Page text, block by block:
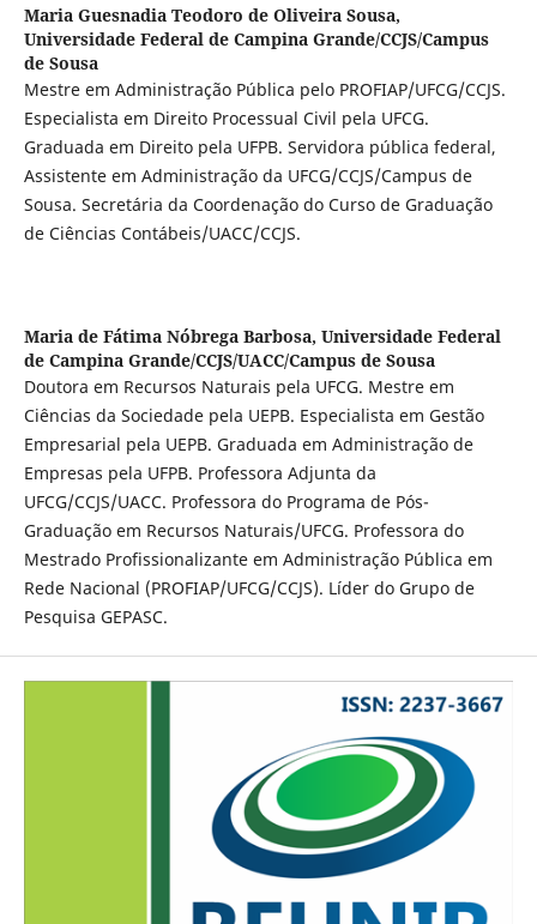
Maria Guesnadia Teodoro de Oliveira Sousa,
Universidade Federal de Campina Grande/CCJS/Campus
de Sousa
Mestre em Administração Pública pelo PROFIAP/UFCG/CCJS.
Especialista em Direito Processual Civil pela UFCG.
Graduada em Direito pela UFPB. Servidora pública federal,
Assistente em Administração da UFCG/CCJS/Campus de
Sousa. Secretária da Coordenação do Curso de Graduação
de Ciências Contábeis/UACC/CCJS.
Maria de Fátima Nóbrega Barbosa, Universidade Federal
de Campina Grande/CCJS/UACC/Campus de Sousa
Doutora em Recursos Naturais pela UFCG. Mestre em
Ciências da Sociedade pela UEPB. Especialista em Gestão
Empresarial pela UEPB. Graduada em Administração de
Empresas pela UFPB. Professora Adjunta da
UFCG/CCJS/UACC. Professora do Programa de Pós-
Graduação em Recursos Naturais/UFCG. Professora do
Mestrado Profissionalizante em Administração Pública em
Rede Nacional (PROFIAP/UFCG/CCJS). Líder do Grupo de
Pesquisa GEPASC.